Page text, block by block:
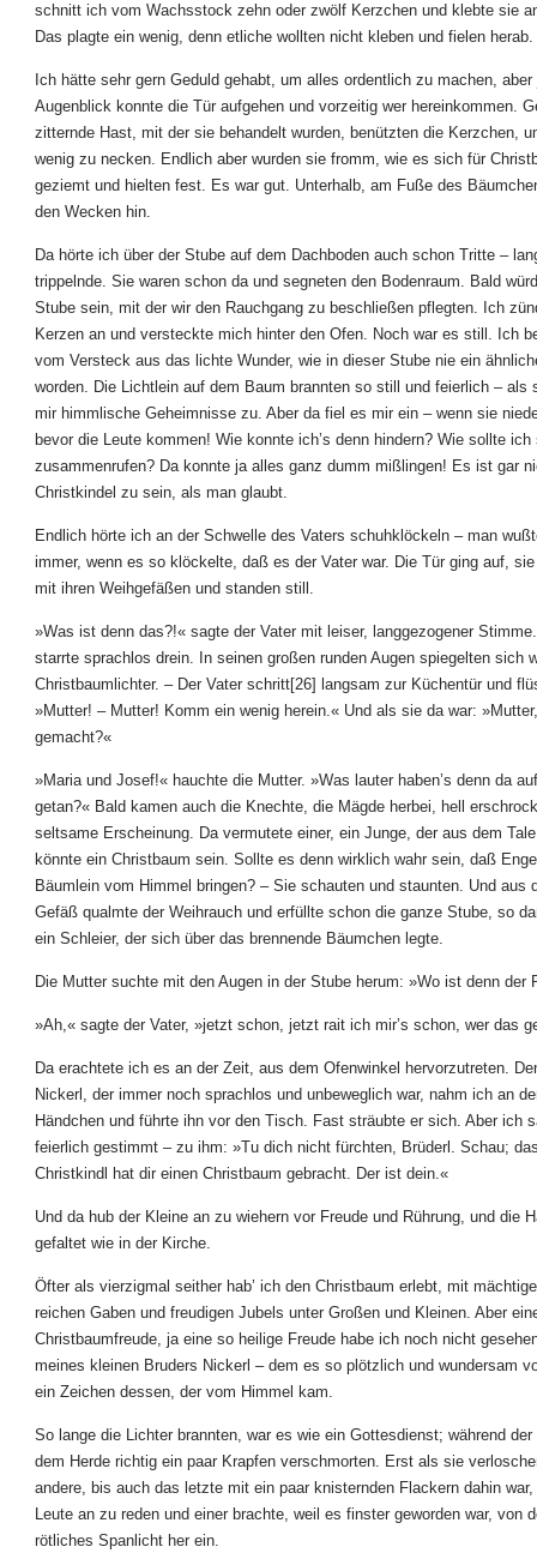
schnitt ich vom Wachsstock zehn oder zwölf Kerzchen und klebte sie
Das plagte ein wenig, denn etliche wollten nicht kleben und fielen herab.
Ich hätte sehr gern Geduld gehabt, um alles ordentlich zu machen, aber
Augenblick konnte die Tür aufgehen und vorzeitig wer hereinkommen.
zitternde Hast, mit der sie behandelt wurden, benützten die Kerzchen,
wenig zu necken. Endlich aber wurden sie fromm, wie es sich für
geziemt und hielten fest. Es war gut. Unterhalb, am Fuße des
den Wecken hin.
Da hörte ich über der Stube auf dem Dachboden auch schon Tritte –
trippelnde. Sie waren schon da und segneten den Bodenraum. Bald
Stube sein, mit der wir den Rauchgang zu beschließen pflegten. Ich
Kerzen an und versteckte mich hinter den Ofen. Noch war es still. Ich
vom Versteck aus das lichte Wunder, wie in dieser Stube nie ein
worden. Die Lichtlein auf dem Baum brannten so still und feierlich – als
mir himmlische Geheimnisse zu. Aber da fiel es mir ein – wenn sie
bevor die Leute kommen! Wie konnte ich’s denn hindern? Wie sollte ich
zusammenrufen? Da konnte ja alles ganz dumm mißlingen! Es ist gar
Christkindel zu sein, als man glaubt.
Endlich hörte ich an der Schwelle des Vaters schuhklöckeln – man
immer, wenn es so klöckelte, daß es der Vater war. Die Tür ging auf,
mit ihren Weihgefäßen und standen still.
»Was ist denn das?!« sagte der Vater mit leiser, langgezogener
starrte sprachlos drein. In seinen großen runden Augen spiegelten sich
Christbaumlichter. – Der Vater schritt[26] langsam zur Küchentür und
»Mutter! – Mutter! Komm ein wenig herein.« Und als sie da war:
gemacht?«
»Maria und Josef!« hauchte die Mutter. »Was lauter haben’s denn da
getan?« Bald kamen auch die Knechte, die Mägde herbei, hell
seltsame Erscheinung. Da vermutete einer, ein Junge, der aus dem
könnte ein Christbaum sein. Sollte es denn wirklich wahr sein, daß
Bäumlein vom Himmel bringen? – Sie schauten und staunten. Und aus
Gefäß qualmte der Weihrauch und erfüllte schon die ganze Stube, so
ein Schleier, der sich über das brennende Bäumchen legte.
Die Mutter suchte mit den Augen in der Stube herum: »Wo ist denn der
»Ah,« sagte der Vater, »jetzt schon, jetzt rait ich mir’s schon, wer das
Da erachtete ich es an der Zeit, aus dem Ofenwinkel hervorzutreten.
Nickerl, der immer noch sprachlos und unbeweglich war, nahm ich an
Händchen und führte ihn vor den Tisch. Fast sträubte er sich. Aber ich
feierlich gestimmt – zu ihm: »Tu dich nicht fürchten, Brüderl. Schau;
Christkindl hat dir einen Christbaum gebracht. Der ist dein.«
Und da hub der Kleine an zu wiehern vor Freude und Rührung, und die
gefaltet wie in der Kirche.
Öfter als vierzigmal seither hab’ ich den Christbaum erlebt, mit
reichen Gaben und freudigen Jubels unter Großen und Kleinen. Aber
Christbaumfreude, ja eine so heilige Freude habe ich noch nicht
meines kleinen Bruders Nickerl – dem es so plötzlich und wundersam
ein Zeichen dessen, der vom Himmel kam.
So lange die Lichter brannten, war es wie ein Gottesdienst; während
dem Herde richtig ein paar Krapfen verschmorten. Erst als sie
andere, bis auch das letzte mit ein paar knisternden Flackern dahin war,
Leute an zu reden und einer brachte, weil es finster geworden war, von
rötliches Spanlicht her ein.